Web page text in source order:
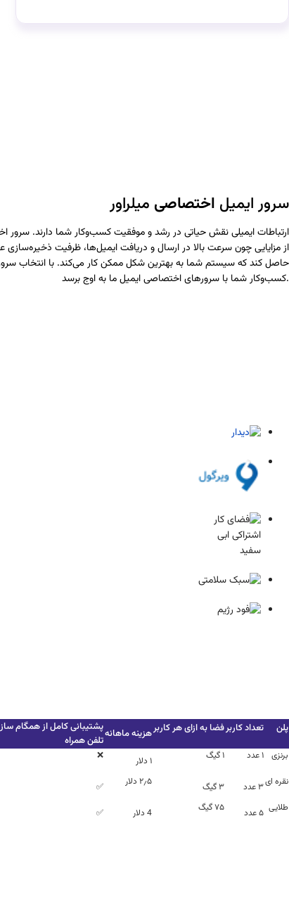
سرور ایمیل اختصاصی میلراِور
از مزایایی چون سرعت بالا در ارسال و دریافت ایمیل‌ها، ظرفیت
حاصل کند که سیستم شما به بهترین شکل ممکن کار می‌کند. با انتخاب سرور
کسب‌وکار شما با سرورهای اختصاصی ایمیل ما به اوج برسد.
پلن تعداد کاربرفضا به ازای هر کاربرهزینه ماهانهپشتیبانی کامل از همگام
تلفن همراه
برنزی ۱ عدد ۱ گیگ ۱ دلار ❌
نقره ای۳ عدد ۳ گیگ ۲٫۵ دلار ✅
طلایی ۵ عدد ۷۵ گیگ 4 دلار ✅